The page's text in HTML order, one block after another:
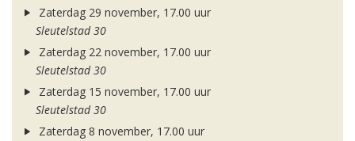
Zaterdag 29 november, 17.00 uur
Sleutelstad 30
Zaterdag 22 november, 17.00 uur
Sleutelstad 30
Zaterdag 15 november, 17.00 uur
Sleutelstad 30
Zaterdag 8 november, 17.00 uur